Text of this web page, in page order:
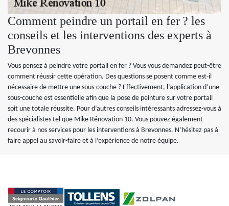
Comment peindre un portail en fer ? les
conseils et les interventions des experts à
Brevonnes
Vous pensez à peindre votre portail en fer ? Vous vous demandez peut-être
comment réussir cette opération. Des questions se posent comme est-il
nécessaire de mettre une sous-couche ? Effectivement, l’application d’une
sous-couche est essentielle afin que la pose de peinture sur votre portail
soit une totale réussite. Pour d’autres conseils intéressants adressez-vous à
des spécialistes tel que Mike Rénovation 10. Vous pouvez également
recourir à nos services pour les interventions à Brevonnes. N’hésitez pas à
faire appel au savoir-faire et à l’expérience de notre équipe.